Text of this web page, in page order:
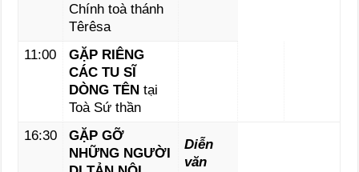
Chính toà thánh
Têrêsa
11:00
GẶP RIÊNG
CÁC TU SĨ
DÒNG TÊNtại
Toà Sứ thần
16:30
GẶP GỠ
NHỮNG NGƯỜI
Diễn
văn